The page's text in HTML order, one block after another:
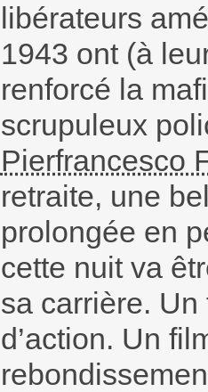
libérateurs
1943 ont (à
renforcé la
scrupuleux
Pierfrancesco
retraite, une
prolongée en
cette nuit va
sa carrière.
d’action. Un